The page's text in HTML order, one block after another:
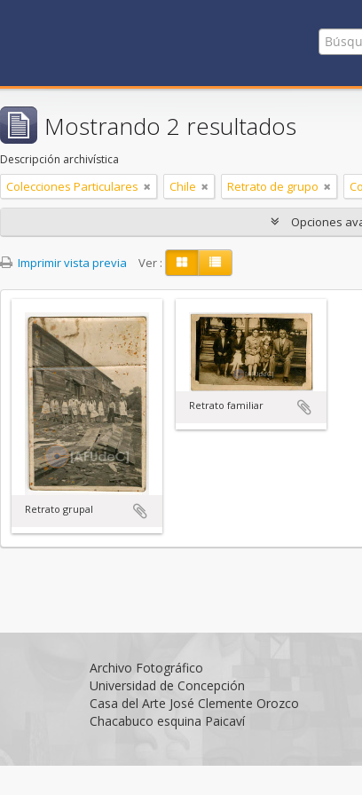
Mostrando 2 resultados
Descripción archivística
Colecciones Particulares Chile Retrato de grupo
Opciones
Imprimir vista previa Ver :
Retrato grupal
Retrato familiar
Archivo Fotográfico
Universidad de Concepción
Casa del Arte José Clemente Orozco
Chacabuco esquina Paicaví